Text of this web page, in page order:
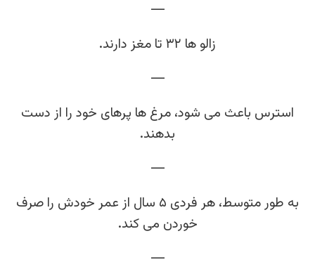
—
زالو ها ۳۲ تا مغز دارند.
—
استرس باعث می شود، مرغ ها پرهای خود را از دست
بدهند.
—
به طور متوسط، هر فردی ۵ سال از عمر خودش را صرف
خوردن می کند.
—